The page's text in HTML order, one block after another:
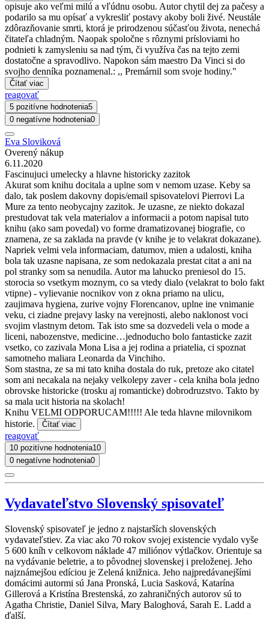
opisuje ako veľmi milú a vľúdnu osobu. Autor chytil dej za pačesy a
podarilo sa mu opísať a vykresliť postavy akoby boli živé. Neustále
zdôrazňovanie smrti, ktorá je prirodzenou súčasťou života, nenechá
čitateľa chladným. Naopak spoločne s rôznymi prísloviami ho
podnieti k zamysleniu sa nad tým, či využíva čas na tejto zemi
dostatočne a spravodlivo. Napokon sám maestro Da Vinci si do
svojho denníka poznamenal.: ,, Premárnil som svoje hodiny."
Čítať viac
reagovať
5 pozitívne hodnotenia5
0 negatívne hodnotenia0
Eva Sloviková
Overený nákup
6.11.2020
Fascinujuci umelecky a hlavne historicky zazitok
Akurat som knihu docitala a uplne som v nemom uzase. Keby sa
dalo, tak poslem dakovny dopis/email spisovatelovi Pierrovi La
Mure za tento neobycajny zazitok. Je uzasne, ze niekto dokazal
prestudovat tak vela materialov a informacii a potom napisal tuto
knihu (ako sam povedal) vo forme dramatizovanej biografie, co
znamena, ze sa zaklada na pravde (v knihe je to velakrat dokazane).
Napriek velmi vela informaciam, datumov, mien a udalosti, kniha
bola tak uzasne napisana, ze som nedokazala prestat citat a ani na
pol stranky som sa nenudila. Autor ma lahucko preniesol do 15.
storocia so vsetkym moznym, co sa vtedy dialo (velakrat to bolo fakt
vtipne) - vylievanie nocnikov von z okna priamo na ulicu,
zaujimava hygiena, zurive vojny Florencanov, uplne ine vnimanie
veku, ci ziadne prejavy lasky na verejnosti, alebo naklonost voci
svojim vlastnym detom. Tak isto sme sa dozvedeli vela o mode a
liceni, nabozenstve, medicine…jednoducho bolo fantasticke zazit
vsetko, co zazivala Mona Lisa a jej rodina a priatelia, ci spoznat
samotneho maliara Leonarda da Vinchiho.
Som stastna, ze sa mi tato kniha dostala do ruk, pretoze ako citatel
som ani necakala na nejaky velkolepy zaver - cela kniha bola jedno
obrovske historicke (trosku aj romanticke) dobrodruzstvo. Takto by
sa mala ucit historia na skolach!
Knihu VELMI ODPORUCAM!!!!! Ale teda hlavne milovnikom
historie.
Čítať viac
reagovať
10 pozitívne hodnotenia10
0 negatívne hodnotenia0
Vydavateľstvo Slovenský spisovateľ
Slovenský spisovateľ je jedno z najstarších slovenských
vydavateľstiev. Za viac ako 70 rokov svojej existencie vydalo vyše
5 600 kníh v celkovom náklade 47 miliónov výtlačkov. Orientuje sa
na vydávanie beletrie, a to pôvodnej slovenskej i preloženej. Jeho
najznámejšou edíciou je Zelená knižnica. Jeho najpredávanejšími
domácimi autormi sú Jana Pronská, Lucia Sasková, Katarína
Gillerová a Kristína Brestenská, zo zahraničných autorov sú to
Agatha Christie, Daniel Silva, Mary Baloghová, Sarah E. Ladd a
ďalší.